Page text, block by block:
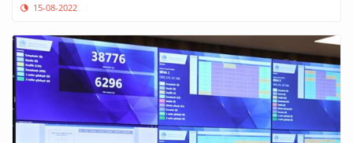
15-08-2022